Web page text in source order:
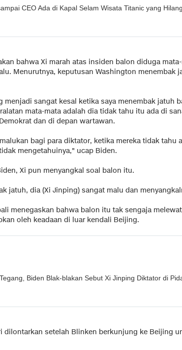
CEO Ada di Kapal Selam Wisata Titanic yang Hilang
bahwa Xi marah atas insiden balon diduga
Menurutnya, keputusan Washington menembak
menjadi sangat kesal ketika saya menembak jatuh
mata-mata adalah dia tidak tahu itu ada di
dan di depan wartawan.
bagi para diktator, ketika mereka tidak tahu
mengetahuinya," ucap Biden.
Xi pun menyangkal soal balon itu.
jatuh, dia (Xi Jinping) sangat malu dan
menegaskan bahwa balon itu tak sengaja
oleh keadaan di luar kendali Beijing.
Biden Blak-blakan Sebut Xi Jinping Diktator di
dilontarkan setelah Blinken berkunjung ke Beijing